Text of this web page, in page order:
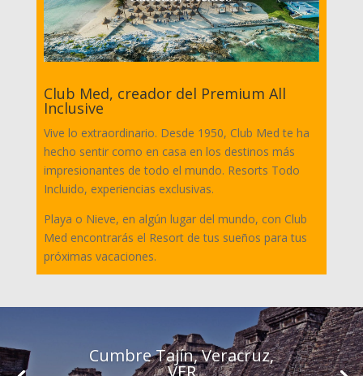
Club Med, creador del Premium All
Inclusive
Vive lo extraordinario. Desde 1950, Club Med te ha
hecho sentir como en casa en los destinos más
impresionantes de todo el mundo. Resorts Todo
Incluido, experiencias exclusivas.
Playa o Nieve, en algún lugar del mundo, con Club
Med encontrarás el Resort de tus sueños para tus
próximas vacaciones.
Cumbre Tajín, Veracruz,